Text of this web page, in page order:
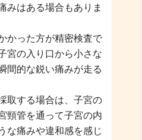
みはある場合もありま
かった方が精密検査で
宮の入り口から小さな
間的な鋭い痛みが走る
取する場合は、子宮の
頸管を通って子宮の内
な痛みや違和感を感じ